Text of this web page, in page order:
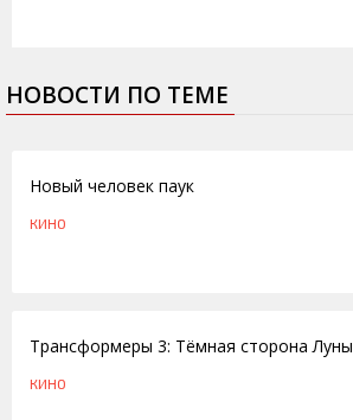
НОВОСТИ ПО ТЕМЕ
Новый человек паук
КИНО
Трансформеры 3: Тёмная сторона Луны
КИНО